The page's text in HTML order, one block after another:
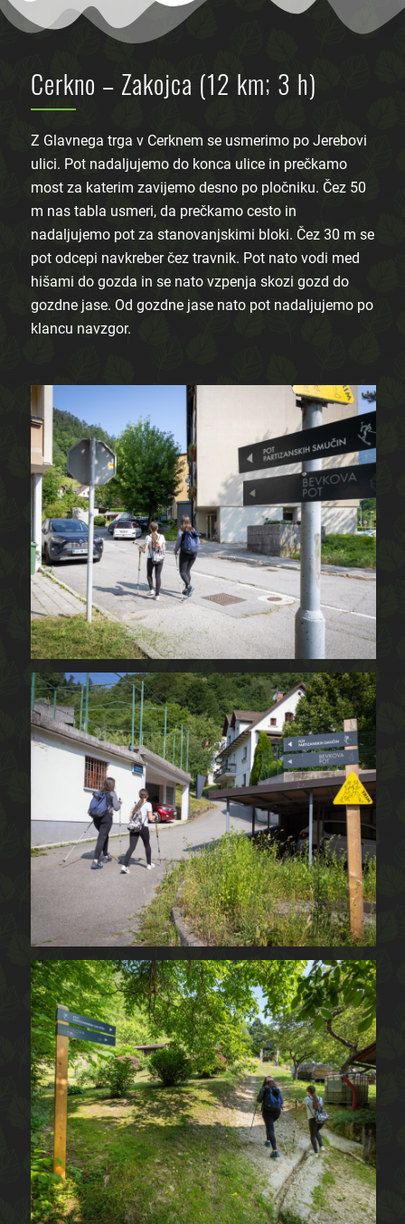
Cerkno – Zakojca (12 km; 3 h)
Z Glavnega trga v Cerknem se usmerimo po Jerebovi
ulici. Pot nadaljujemo do konca ulice in prečkamo
most za katerim zavijemo desno po pločniku. Čez 50
m nas tabla usmeri, da prečkamo cesto in
nadaljujemo pot za stanovanjskimi bloki. Čez 30 m se
pot odcepi navkreber čez travnik. Pot nato vodi med
hišami do gozda in se nato vzpenja skozi gozd do
gozdne jase. Od gozdne jase nato pot nadaljujemo po
klancu navzgor.